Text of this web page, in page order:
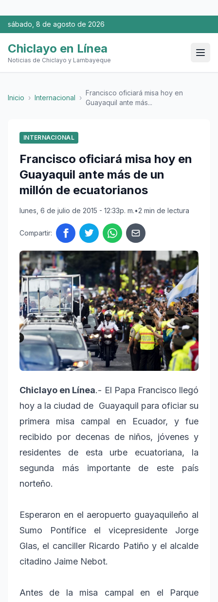
sábado, 8 de agosto de 2026
Chiclayo en Línea
Noticias de Chiclayo y Lambayeque
Inicio › Internacional ›
Francisco oficiará misa hoy en
Guayaquil ante más...
INTERNACIONAL
Francisco oficiará misa hoy en
Guayaquil ante más de un
millón de ecuatorianos
lunes, 6 de julio de 2015 - 12:33p. m.•2 min de lectura
Compartir:
Chiclayo en Línea.- El Papa Francisco llegó
hoy a la ciudad de Guayaquil para oficiar su
primera misa campal en Ecuador, y fue
recibido por decenas de niños, jóvenes y
residentes de esta urbe ecuatoriana, la
segunda más importante de este país
norteño.
Esperaron en el aeropuerto guayaquileño al
Sumo Pontífice el vicepresidente Jorge
Glas, el canciller Ricardo Patiño y el alcalde
citadino Jaime Nebot.
Antes de la misa campal en el Parque